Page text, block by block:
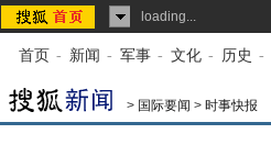
loading...
首页 - 新闻 - 军事 - 文化 - 历史 -
> 国际要闻 > 时事快报